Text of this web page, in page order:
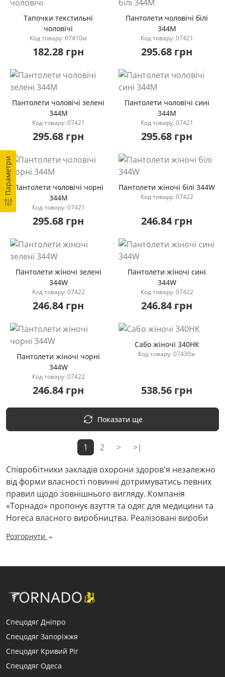
Параметри
Тапочки текстильні
чоловічі
Код товару: 07410м
182.28 грн
Пантолети чоловічі білі
344М
Код товару: 07421
295.68 грн
Пантолети чоловічі зелені
344М
Код товару: 07421
295.68 грн
Пантолети чоловічі сині
344М
Код товару: 07421
295.68 грн
Пантолети чоловічі чорні
344М
Код товару: 07421
295.68 грн
Пантолети жіночі білі 344W
Код товару: 07422
246.84 грн
Пантолети жіночі зелені
344W
Код товару: 07422
246.84 грн
Пантолети жіночі сині
344W
Код товару: 07422
246.84 грн
Пантолети жіночі чорні
344W
Код товару: 07422
246.84 грн
Сабо жіночі 340НК
Код товару: 07430ж
538.56 грн
Показати ще
1 2 >
>|
Співробітники закладів охорони здоров'я незалежно
від форми власності повинні дотримуватись певних
правил щодо зовнішнього вигляду. Компанія
«Торнадо» пропонує взуття та одяг для медицини та
Horeca власного виробництва. Реалізовані вироби
міжнародних стандартів.
використовувалися виключно білі чоловічі та жіночі
та доповнений костюмами, більш пристосованими
та зручними для роботи медперсоналу різних
спеціальностей.
Каталог медичного одягу
Розгорнути
Спецодяг Дніпро
Спецодяг Запоріжжя
Спецодяг Кривий Ріг
Спецодяг Одеса